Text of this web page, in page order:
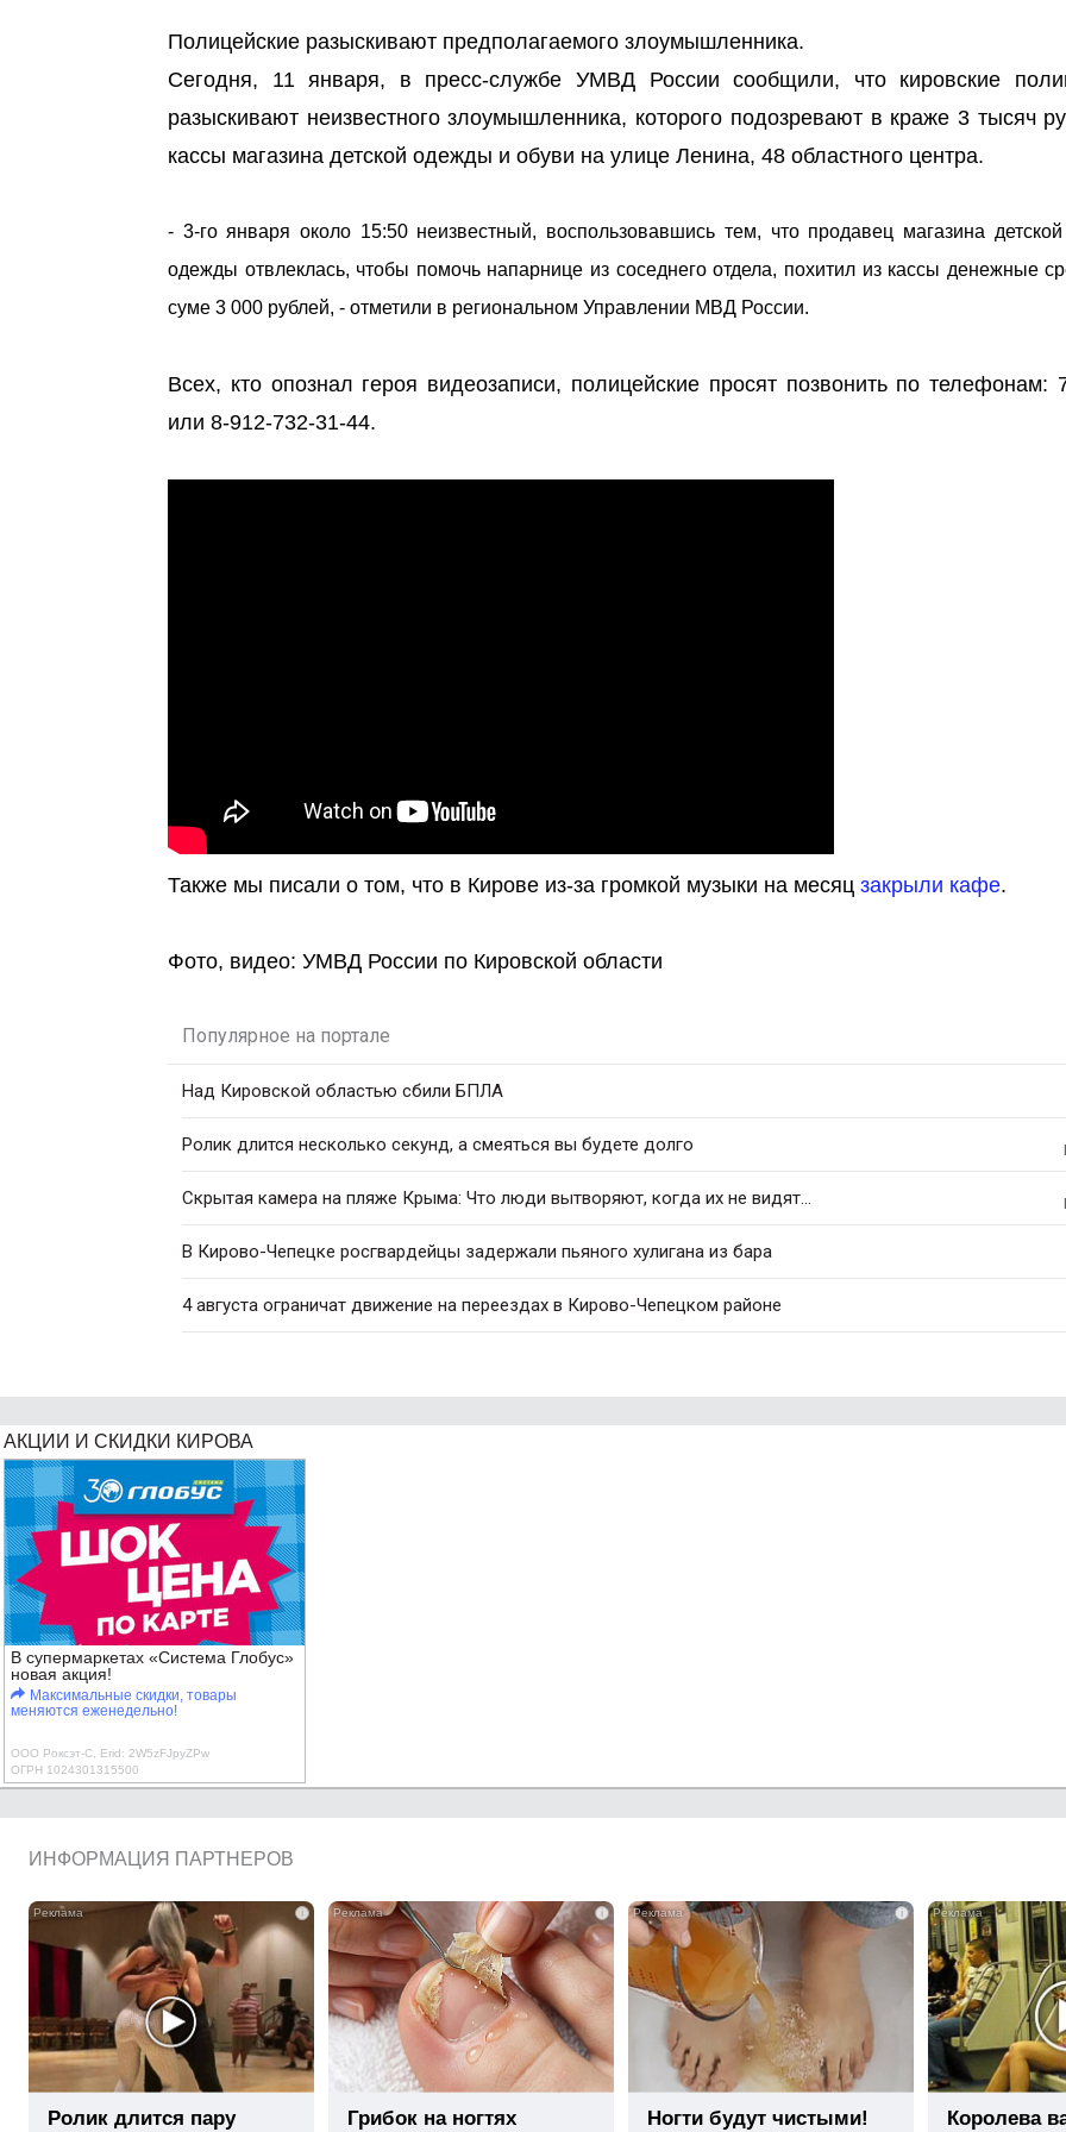
Полицейские разыскивают предполагаемого злоумышленника.
Сегодня, 11 января, в пресс-службе УМВД России сообщили, что кировские
разыскивают неизвестного злоумышленника, которого подозревают в краже 3 тысяч
кассы магазина детской одежды и обуви на улице Ленина, 48 областного центра.
- 3-го января около 15:50 неизвестный, воспользовавшись тем, что продавец магазина
одежды отвлеклась, чтобы помочь напарнице из соседнего отдела, похитил из кассы денежные
суме 3 000 рублей, - отметили в региональном Управлении МВД России.
Всех, кто опознал героя видеозаписи, полицейские просят позвонить по телефонам:
или 8-912-732-31-44.
Также мы писали о том, что в Кирове из-за громкой музыки на месяц закрыли кафе.
Фото, видео: УМВД России по Кировской области
Популярное на портале
Над Кировской областью сбили БПЛА
Ролик длится несколько секунд, а смеяться вы будете долго
Скрытая камера на пляже Крыма: Что люди вытворяют, когда их не видят...
В Кирово-Чепецке росгвардейцы задержали пьяного хулигана из бара
4 августа ограничат движение на переездах в Кирово-Чепецком районе
АКЦИИ И СКИДКИ КИРОВА
В супермаркетах «Система Глобус»
новая акция!
Максимальные скидки, товары
меняются еженедельно!
ООО Роксэт-С, Erid: 2W5zFJpyZPw
ОГРН 1024301315500
ИНФОРМАЦИЯ ПАРТНЕРОВ
i
Ролик длится пару
i
Грибок на ногтях
i
Ногти будут чистыми!
Королева